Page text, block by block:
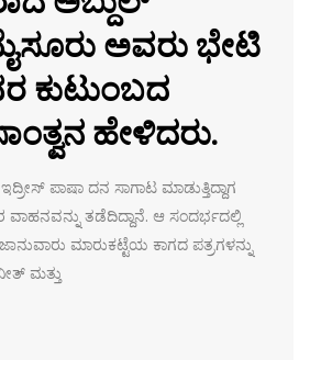
ಅವರು ಭೇಟಿ
ಕುಟುಂಬದ
ಹೇಳಿದರು.
ಪಾಷಾ ದನ ಸಾಗಾಟ ಮಾಡುತ್ತಿದ್ದಾಗ
ವಾಹನವನ್ನು ತಡೆದಿದ್ದಾನೆ. ಆ ಸಂದರ್ಭದಲ್ಲಿ
ಮಾರುಕಟ್ಟೆಯ ಕಾಗದ ಪತ್ರಗಳನ್ನು
ಮತ್ತು